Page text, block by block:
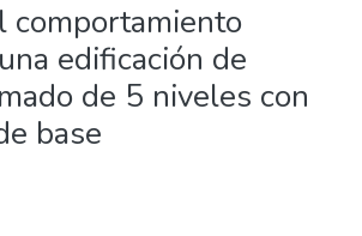
comportamiento
edificación de
de 5 niveles con
base